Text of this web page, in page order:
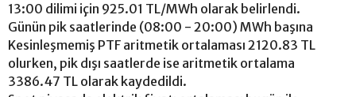
13:00 dilimi için 925.01 TL/MWh olarak belirlendi.
Günün pik saatlerinde (08:00 - 20:00) MWh başına
Kesinleşmemiş PTF aritmetik ortalaması 2120.83 TL
olurken, pik dışı saatlerde ise aritmetik ortalama
3386.47 TL olarak kaydedildi.